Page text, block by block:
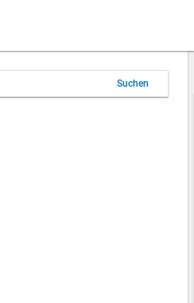
Suchen